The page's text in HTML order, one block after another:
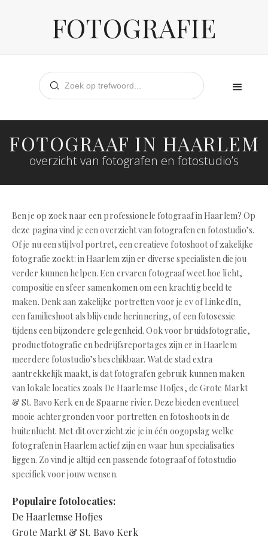
FOTOGRAFIE
FOTOGRAAF IN HAARLEM
overzicht van fotografen en fotostudio’s
Ben je op zoek naar een professionele fotograaf in Haarlem? Op
deze pagina vind je een overzicht van fotografen en fotostudio’s.
Of je nu een stijlvol portret, een creatieve fotoshoot of zakelijke
fotografie zoekt: in Haarlem zijn er diverse specialisten die jou
verder kunnen helpen. Een ervaren fotograaf weet hoe licht,
compositie en sfeer samenkomen om een krachtig beeld te
maken. Denk aan zakelijke portretten voor je cv of LinkedIn,
een familieshoot als blijvende herinnering, of een fotosessie
tijdens een bijzondere gelegenheid. Ook voor bruidsfotografie,
productfotografie en bedrijfsreportages zijn er in Haarlem
meerdere fotostudio’s beschikbaar. Wat de stad extra
aantrekkelijk maakt, is dat fotografen gebruik kunnen maken
van lokale locaties zoals De Haarlemse Hofjes, de Grote Markt
& St. Bavo Kerk en de Spaarne rivier. Deze bieden eventueel
mooie achtergronden voor portretten en fotoshoots in de
buitenlucht. Met dit overzicht zie je in één oogopslag welke
fotografen in Haarlem actief zijn en waar hun specialisaties
liggen. Zo vind je altijd een passende fotograaf of fotostudio
specifiek voor jouw wensen.
Populaire fotolocaties:
De Haarlemse Hofjes
Grote Markt & St. Bavo Kerk